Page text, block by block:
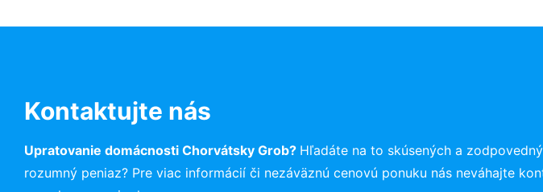
Kontaktujte nás
Upratovanie domácnosti Chorvátsky Grob? Hľadáte na to skúsených a
rozumný peniaz? Pre viac informácií či nezáväznú cenovú ponuku nás neváhajte